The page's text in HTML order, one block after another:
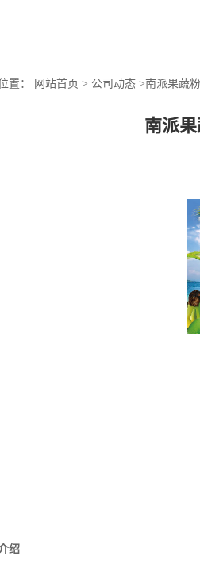
置： 网站首页 > 公司动态 >南派果蔬
南派
绍